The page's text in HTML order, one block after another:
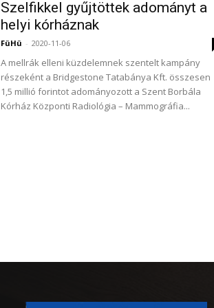
Szelfikkel gyűjtöttek adományt a
helyi kórháznak
FüHü - 2020-11-06
A mellrák elleni küzdelemnek szentelt kampány
részeként a Bridgestone Tatabánya Kft. összesen
1,5 millió forintot adományozott a Szent Borbála
Kórház Központi Radiológia – Mammográfia...